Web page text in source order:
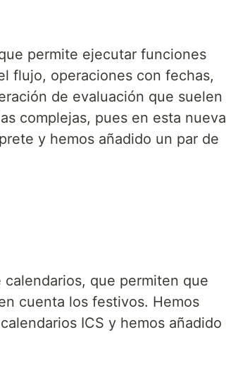
permite ejecutar funciones
flujo, operaciones con fechas,
de evaluación que suelen
complejas, pues en esta nueva
y hemos añadido un par de
que permiten que
cuenta los festivos. Hemos
ICS y hemos añadido